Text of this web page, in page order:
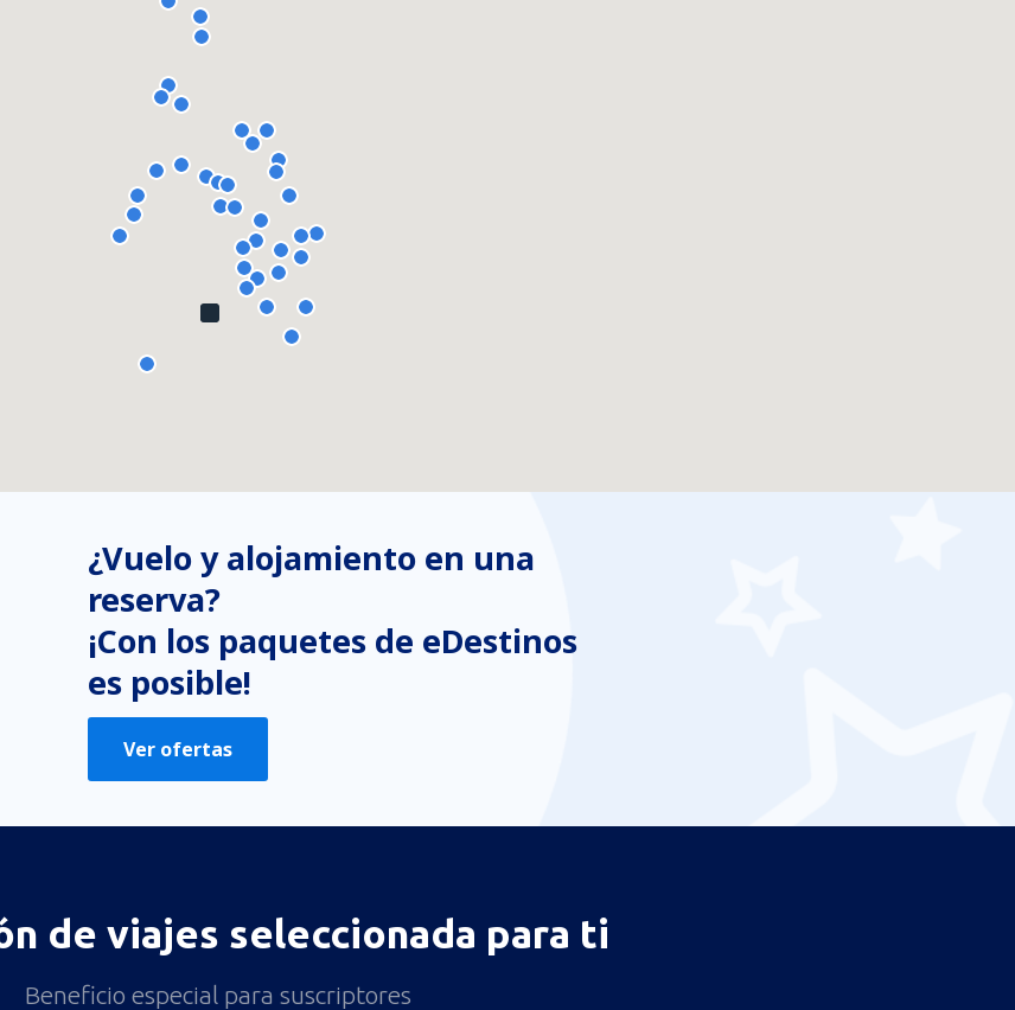
¿Vuelo y alojamiento en una
reserva?
¡Con los paquetes de eDestinos
es posible!
Ver ofertas
de viajes seleccionada para ti
Beneficio especial para suscriptores